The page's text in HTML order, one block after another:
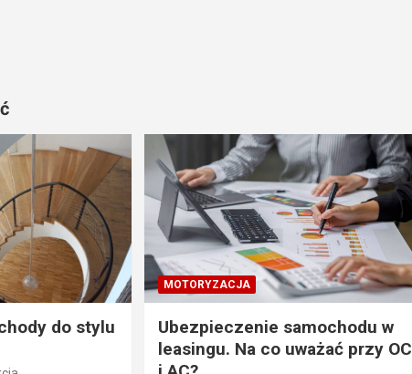
do stylu
MOTORYZACJA
Ubezpieczenie samochodu w
leasingu. Na co uważać przy OC